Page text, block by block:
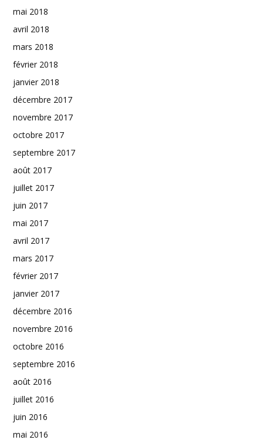
mai 2018
avril 2018
mars 2018
février 2018
janvier 2018
décembre 2017
novembre 2017
octobre 2017
septembre 2017
août 2017
juillet 2017
juin 2017
mai 2017
avril 2017
mars 2017
février 2017
janvier 2017
décembre 2016
novembre 2016
octobre 2016
septembre 2016
août 2016
juillet 2016
juin 2016
mai 2016